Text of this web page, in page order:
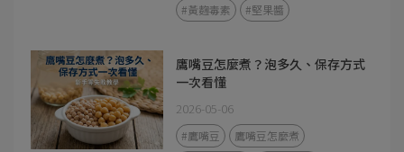
#黃麴毒素
#堅果醬
鷹嘴豆怎麼煮？泡多久、保存方式
一次看懂
2026-05-06
#鷹嘴豆
鷹嘴豆怎麼煮